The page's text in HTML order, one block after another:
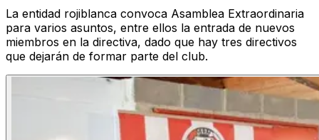
La entidad rojiblanca convoca Asamblea Extraordinaria
para varios asuntos, entre ellos la entrada de nuevos
miembros en la directiva, dado que hay tres directivos
que dejarán de formar parte del club.